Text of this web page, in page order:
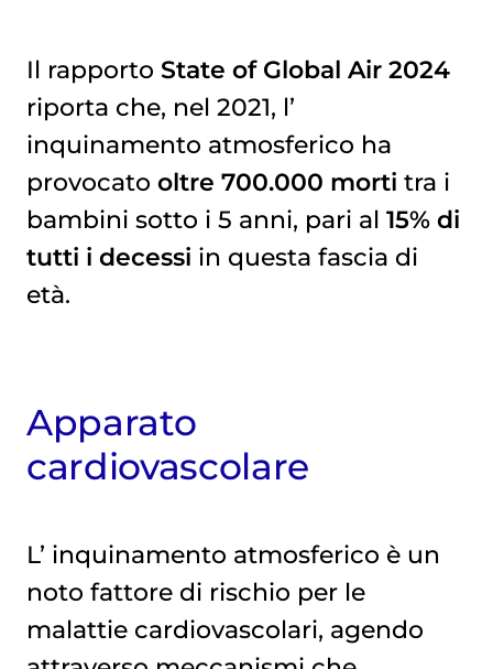
Il rapporto State of Global Air 2024
riporta che, nel 2021, l’
inquinamento atmosferico ha
provocato oltre 700.000 morti tra i
bambini sotto i 5 anni, pari al 15% di
tutti i decessi in questa fascia di
età.
Apparato
cardiovascolare
L’ inquinamento atmosferico è un
noto fattore di rischio per le
malattie cardiovascolari, agendo